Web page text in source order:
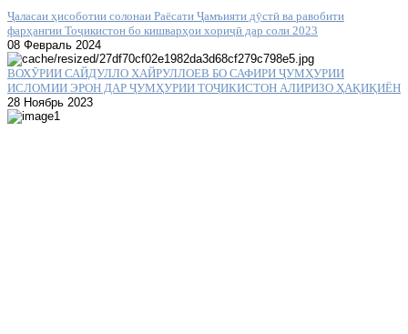
Ҷаласаи ҳисоботии солонаи Раёсати Ҷамъияти дӯстӣ ва равобити
фарҳангии Тоҷикистон бо кишварҳои хориҷӣ дар соли 2023
08 Февраль 2024
ВОХӮРИИ САЙДУЛЛО ХАЙРУЛЛОЕВ БО САФИРИ ҶУМҲУРИИ
ИСЛОМИИ ЭРОН ДАР ҶУМҲУРИИ ТОҶИКИСТОН АЛИРИЗО ҲАҚИҚИЁН
28 Ноябрь 2023